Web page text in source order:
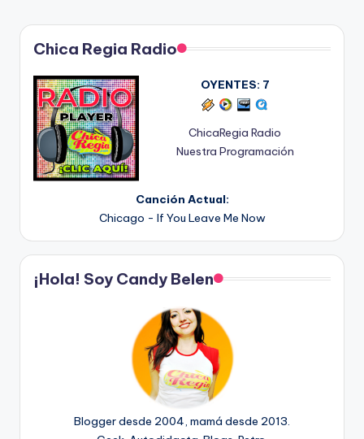
Chica Regia Radio
OYENTES: 7
ChicaRegia Radio
Nuestra Programación
Canción Actual:
Chicago - If You Leave Me Now
¡Hola! Soy Candy Belen
Blogger desde 2004, mamá desde 2013.